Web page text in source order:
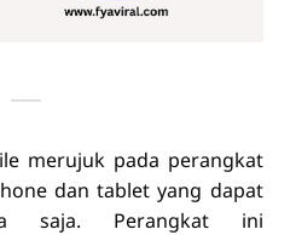
merujuk pada perangkat
dan tablet yang dapat
saja. Perangkat ini